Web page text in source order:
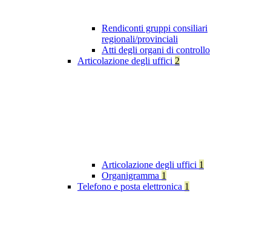
Rendiconti gruppi consiliari
regionali/provinciali
Atti degli organi di controllo
Articolazione degli uffici 2
Articolazione degli uffici 1
Organigramma 1
Telefono e posta elettronica 1